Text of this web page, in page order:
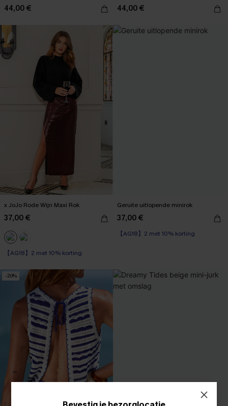
44,00 € 44,00 €
x JoJo Rode Wijn Maxi Rok
37,00 €
【AG18】2 met 10% korting
Geruite uitlopende minirok
37,00 €
【AG18】2 met 10% korting
-20%